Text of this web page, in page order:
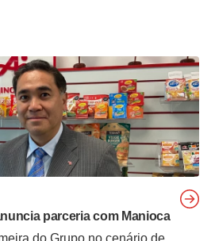
parceria com Manioca